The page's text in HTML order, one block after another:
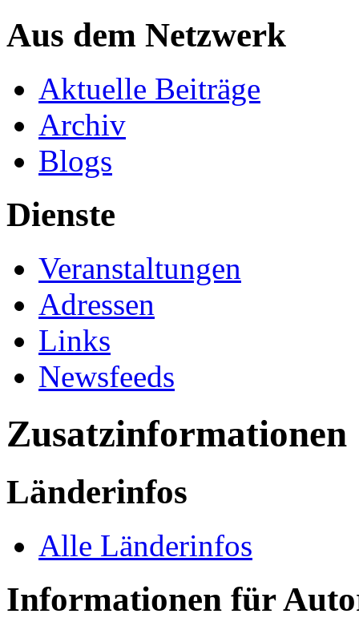
Aus dem Netzwerk
Aktuelle Beiträge
Archiv
Blogs
Dienste
Veranstaltungen
Adressen
Links
Newsfeeds
Zusatzinformationen
Länderinfos
Alle Länderinfos
Informationen für